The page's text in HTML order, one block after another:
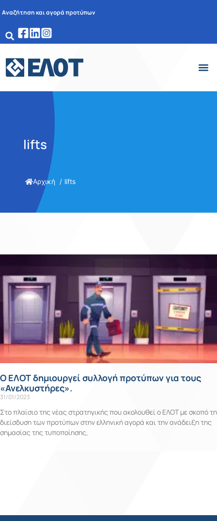
Αναζήτηση και αγορά προτύπων
lifts
Αρχική lifts
Ο ΕΛΟΤ δημιουργεί συλλογή προτύπων για τους
«Ανελκυστήρες».
31/01/2023
Στο πλαίσιο της νέας στρατηγικής που ακολουθεί ο ΕΛΟΤ με σκοπό τη
διείσδυση των προτύπων στην ελληνική αγορά και την ανάδειξη της
σημασίας της τυποποίησης,